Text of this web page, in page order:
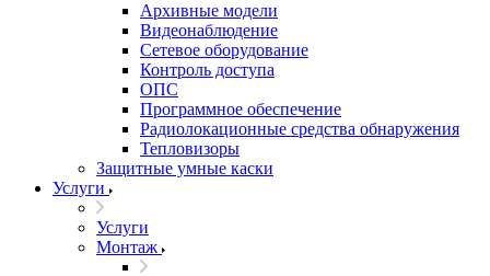
Архивные модели
Видеонаблюдение
Сетевое оборудование
Контроль доступа
ОПС
Программное обеспечение
Радиолокационные средства обнаружения
Тепловизоры
Защитные умные каски
Услуги
Услуги
Монтаж